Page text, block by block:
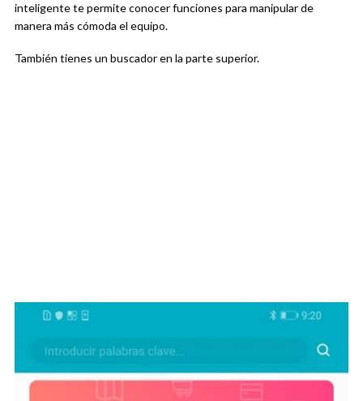
inteligente te permite conocer funciones para manipular de
manera más cómoda el equipo.
También tienes un buscador en la parte superior.